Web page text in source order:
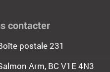
contacter
postale 231
Arm, BC V1E 4N3